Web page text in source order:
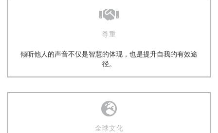
尊重
倾听他人的声音不仅是智慧的体现，也是提升自我的有效途
径。
全球文化